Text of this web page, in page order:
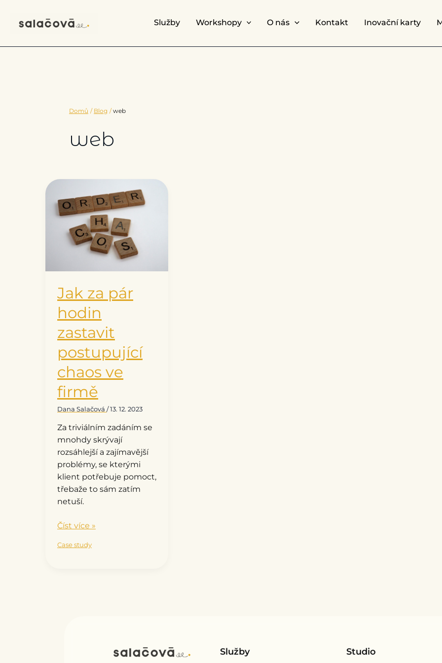
obsah
Služby Workshopy O nás Kontakt Inovační karty
Domů Blog web
web
Jak za pár
hodin
zastavit
postupující
chaos ve
firmě
Dana Salačová /13. 12. 2023
Za triviálním zadáním se
mnohdy skrývají
rozsáhlejší a zajímavější
problémy, se kterými
klient potřebuje pomoct,
třebaže to sám zatím
netuší.
za
pár
zastavit
postupující
ve
Číst více »
Case study
Služby Studio